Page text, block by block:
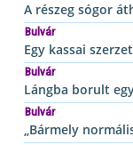
A részeg sógor
Bulvár
Egy kassai
Bulvár
Lángba borult
Bulvár
„Bármely